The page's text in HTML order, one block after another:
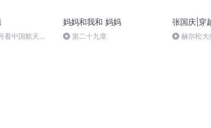
看中国航天
妈妈和我和 妈妈
第二十九章
张国庆|穿
赫尔松大